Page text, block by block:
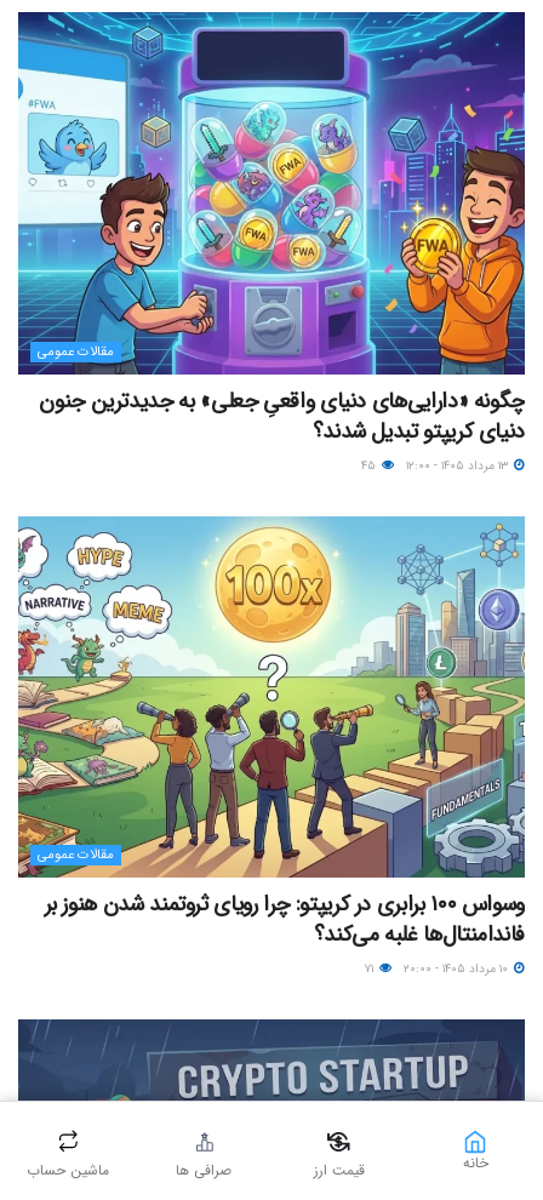
مقالات عمومی
چگونه «دارایی‌های دنیای واقعیِ جعلی» به جدیدترین جنون
دنیای کریپتو تبدیل شدند؟
مقالات عمومی
وسواس ۱۰۰ برابری در کریپتو: چرا رویای ثروتمند شدن هنوز بر
فاندامنتال‌ها غلبه می‌کند؟
خانه قیمت ارز صرافی ها ماشین حساب